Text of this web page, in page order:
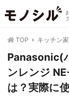
TOP キッチン
Panasonic(
ンレンジ
は？実際に